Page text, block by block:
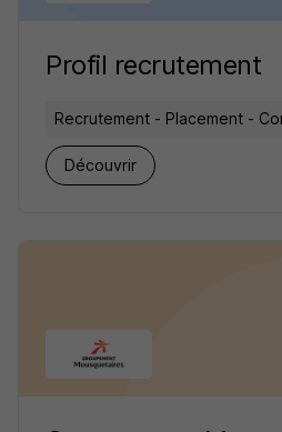
Profil recrutement
Recrutement - Placement -
Découvrir